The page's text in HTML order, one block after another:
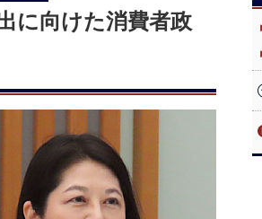
に向けた消費者政